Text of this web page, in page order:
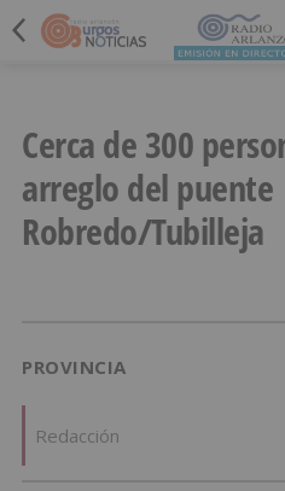
Cerca de 300
arreglo del puente
Robredo/Tubilleja
PROVINCIA
Redacción